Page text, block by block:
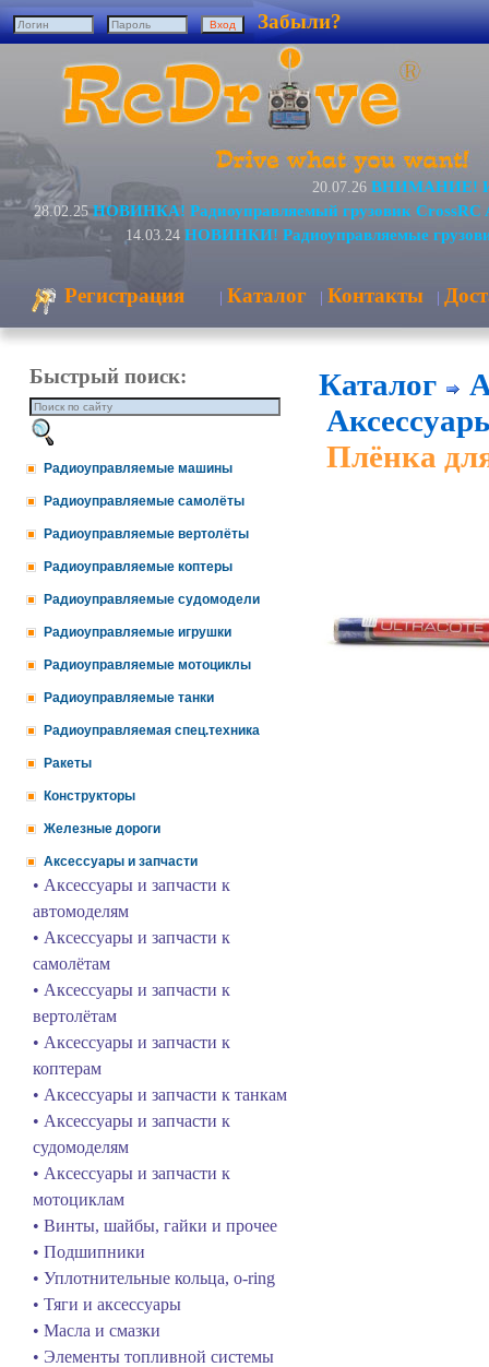
Забыли?
20.07.26 ВНИМАНИЕ!
28.02.25 НОВИНКА! Радиоуправляемый грузовик CrossRC
14.03.24 НОВИНКИ! Радиоуправляемые
Регистрация | Каталог | Контакты |
Быстрый поиск:
Радиоуправляемые машины
Радиоуправляемые самолёты
Радиоуправляемые вертолёты
Радиоуправляемые коптеры
Радиоуправляемые судомодели
Радиоуправляемые игрушки
Радиоуправляемые мотоциклы
Радиоуправляемые танки
Радиоуправляемая спец.техника
Ракеты
Конструкторы
Железные дороги
Аксессуары и запчасти
• Аксессуары и запчасти к
автомоделям
• Аксессуары и запчасти к
самолётам
• Аксессуары и запчасти к
вертолётам
• Аксессуары и запчасти к
коптерам
• Аксессуары и запчасти к танкам
• Аксессуары и запчасти к
судомоделям
• Аксессуары и запчасти к
мотоциклам
• Винты, шайбы, гайки и прочее
• Подшипники
• Уплотнительные кольца, o-ring
• Тяги и аксессуары
• Масла и смазки
• Элементы топливной системы
Каталог
Плёнка